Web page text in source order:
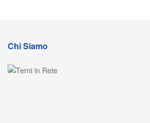
Chi Siamo